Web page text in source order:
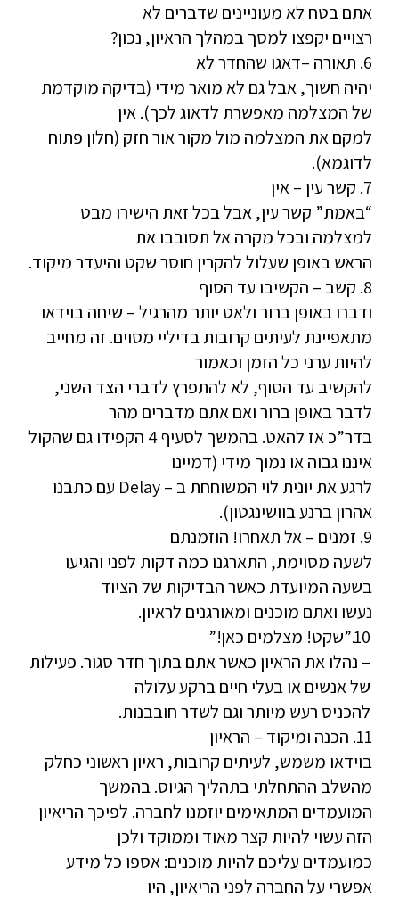
אתם בטח לא מעוניינים שדברים לא
רצויים יקפצו למסך במהלך הראיון, נכון?
6. תאורה –דאגו שהחדר לא
יהיה חשוך, אבל גם לא מואר מידי (בדיקה מוקדמת
של המצלמה מאפשרת לדאוג לכך). אין
למקם את המצלמה מול מקור אור חזק (חלון פתוח
לדוגמא).
7. קשר עין – אין
“באמת” קשר עין, אבל בכל זאת הישירו מבט
למצלמה ובכל מקרה אל תסובבו את
הראש באופן שעלול להקרין חוסר שקט והיעדר מיקוד.
8. קשב – הקשיבו עד הסוף
ודברו באופן ברור ולאט יותר מהרגיל – שיחה בוידאו
מתאפיינת לעיתים קרובות בדיליי מסוים. זה מחייב
להיות ערני כל הזמן וכאמור
להקשיב עד הסוף, לא להתפרץ לדברי הצד השני,
לדבר באופן ברור ואם אתם מדברים מהר
בדר”כ אז להאט. בהמשך לסעיף 4 הקפידו גם שהקול
איננו גבוה או נמוך מידי (דמיינו
לרגע את יונית לוי המשוחחת ב – Delay עם כתבנו
אהרון ברנע בוושינגטון).
9. זמנים – אל תאחרו! הוזמנתם
לשעה מסוימת, התארגנו כמה דקות לפני והגיעו
בשעה המיועדת כאשר הבדיקות של הציוד
נעשו ואתם מוכנים ומאורגנים לראיון.
10.”שקט! מצלמים כאן!”
– נהלו את הראיון כאשר אתם בתוך חדר סגור. פעילות
של אנשים או בעלי חיים ברקע עלולה
להכניס רעש מיותר וגם לשדר חובבנות.
11. הכנה ומיקוד – הראיון
בוידאו משמש, לעיתים קרובות, ראיון ראשוני כחלק
מהשלב ההתחלתי בתהליך הגיוס. בהמשך
המועמדים המתאימים יוזמנו לחברה. לפיכך הריאיון
הזה עשוי להיות קצר מאוד וממוקד ולכן
כמועמדים עליכם להיות מוכנים: אספו כל מידע
אפשרי על החברה לפני הריאיון, היו